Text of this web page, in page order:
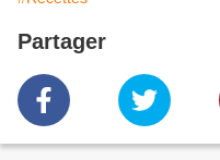
Partager